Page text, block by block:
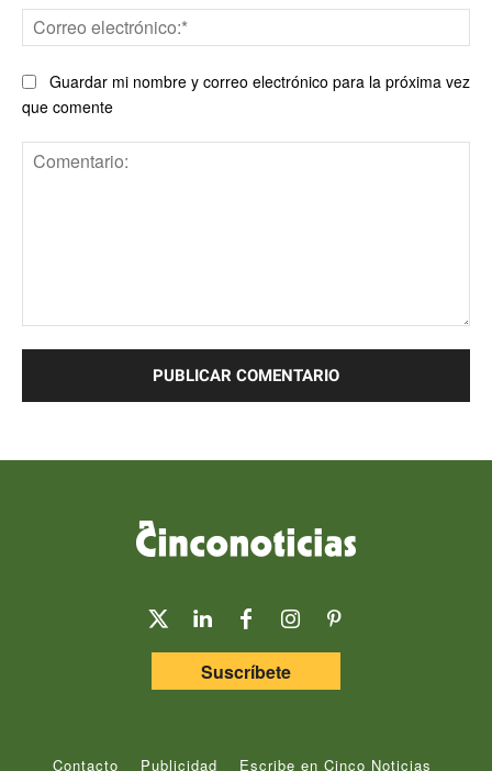
Guardar mi nombre y correo electrónico para la próxima vez
que comente
Suscríbete
Contacto Publicidad Escribe en Cinco Noticias